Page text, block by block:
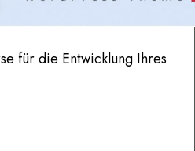
für die Entwicklung Ihres